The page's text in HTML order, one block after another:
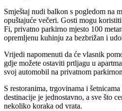
Smještaj nudi balkon s pogledom na
opuštajuće večeri. Gosti mogu
Fi, privatno parkirno mjesto 100
opremljenu kuhinju za bezbrižan i
Vrijedi napomenuti da će vlasnik
gdje možete ostaviti prtljagu u
svoj automobil na privatnom
S restoranima, trgovinama i
destinacije je jednostavno, a sve što
nekoliko koraka od vrata.